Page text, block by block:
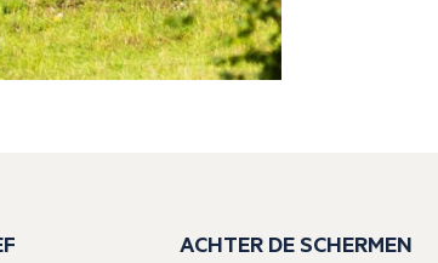
ACHTER DE SCHERMEN